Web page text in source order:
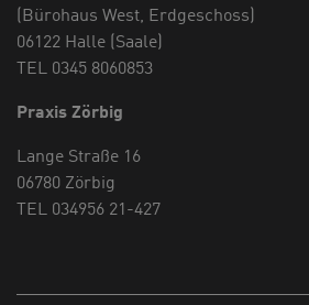
(Bürohaus West, Erdgeschoss)
06122 Halle (Saale)
TEL 0345 8060853
Praxis Zörbig
Lange Straße 16
06780 Zörbig
TEL 034956 21-427